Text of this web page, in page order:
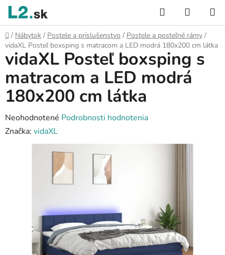
Prejsť
obsah
Hľadať
KOŠÍK
Domov
/ Nábytok / Postele a príslušenstvo / Postele a posteľné rámy /
vidaXL Posteľ boxsping s matracom a LED modrá 180x200 cm látka
vidaXL Posteľ boxsping s
matracom a LED modrá
180x200 cm látka
Priemerné
hodnotenie
produktu
hviezdičiek.
Neohodnotené Podrobnosti hodnotenia
Značka: vidaXL